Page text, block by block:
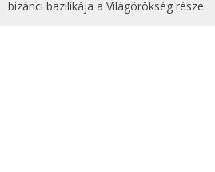
bizánci bazilikája a Világörökség része.